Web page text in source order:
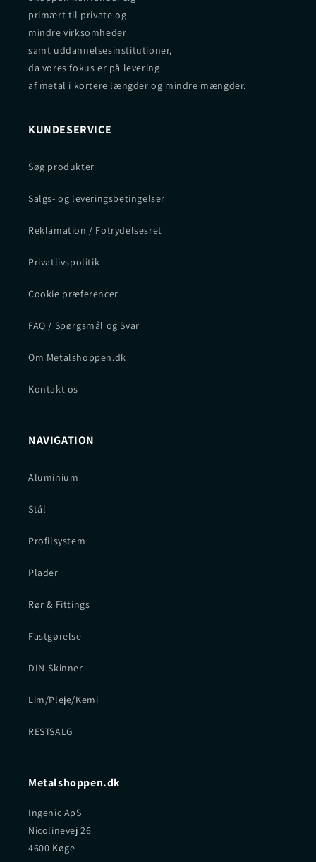
primært til private og
mindre virksomheder
samt uddannelsesinstitutioner,
da vores fokus er på levering
af metal i kortere længder og mindre mængder.
KUNDESERVICE
Søg produkter
Salgs- og leveringsbetingelser
Reklamation / Fotrydelsesret
Privatlivspolitik
Cookie præferencer
FAQ / Spørgsmål og Svar
Om Metalshoppen.dk
Kontakt os
NAVIGATION
Aluminium
Stål
Profilsystem
Plader
Rør & Fittings
Fastgørelse
DIN-Skinner
Lim/Pleje/Kemi
RESTSALG
Metalshoppen.dk
Ingenic ApS
Nicolinevej 26
4600 Køge